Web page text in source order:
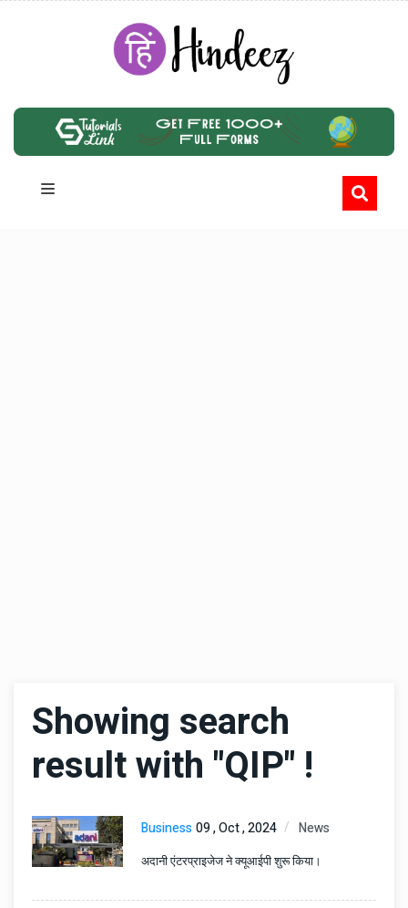
Showing search
result with "QIP" !
Business09 , Oct , 2024 News
अदानी एंटरप्राइजेज ने क्यूआईपी शुरू किया।